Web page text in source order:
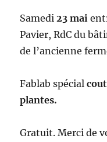
Samedi 23 mai
Pavier, RdC du
de l’ancienne
Fablab spécial
plantes.
Gratuit. Merci de